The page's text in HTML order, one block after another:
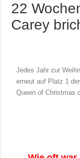
22
Carey
Jedes Jahr zur
erneut auf Platz 1
Queen of Christmas